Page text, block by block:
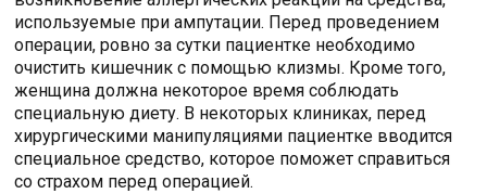
используемые при ампутации. Перед проведением
операции, ровно за сутки пациентке необходимо
очистить кишечник с помощью клизмы. Кроме того,
женщина должна некоторое время соблюдать
специальную диету. В некоторых клиниках, перед
хирургическими манипуляциями пациентке вводится
специальное средство, которое поможет справиться
со страхом перед операцией.